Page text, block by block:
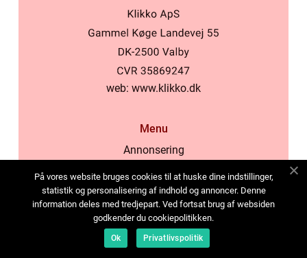
web: www.klikko.dk
Menu
Annonsering
Cookies
Kontakta oss
Sitemap
På vores website bruges cookies til at huske dine indstillinger,
statistik og personalisering af indhold og annoncer. Denne
information deles med tredjepart. Ved fortsat brug af websiden
godkender du cookiepolitikken.
Ok Privatlivspolitik